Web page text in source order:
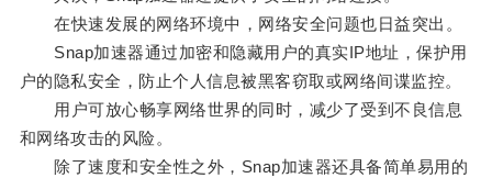
在快速发展的网络环境中，网络安全问题也日益突出。
Snap加速器通过加密和隐藏用户的真实IP地址，保护用
户的隐私安全，防止个人信息被黑客窃取或网络间谍监控。
用户可放心畅享网络世界的同时，减少了受到不良信息
和网络攻击的风险。
除了速度和安全性之外，Snap加速器还具备简单易用的